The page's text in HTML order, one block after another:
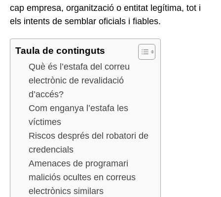
cap empresa, organització o entitat legítima, tot i
els intents de semblar oficials i fiables.
Taula de continguts
Què és l’estafa del correu
electrònic de revalidació
d’accés?
Com enganya l’estafa les
víctimes
Riscos després del robatori de
credencials
Amenaces de programari
maliciós ocultes en correus
electrònics similars